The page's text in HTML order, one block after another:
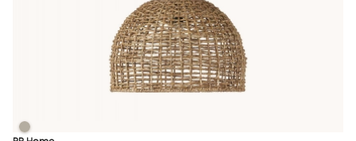
CEBU Utomhuslampa 57 cm Natur Finns även i dessa färger:
CEBU Utomhuslampa 57 cm Natur